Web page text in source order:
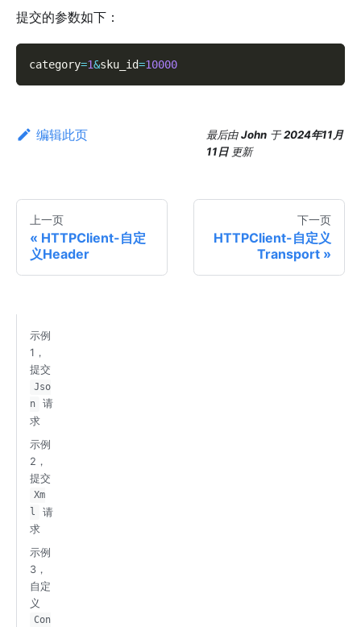
提交的参数如下：
category=1&sku_id=10000
编辑此页 最后由John 于2024年11月
11日 更新
上一页
HTTPClient-自定
义Header
下一页
HTTPClient-自定义
Transport
示例
1，
提交
Jso
n
请
求
示例
2，
提交
Xm
l
请
求
示例
3，
自定
义
Con